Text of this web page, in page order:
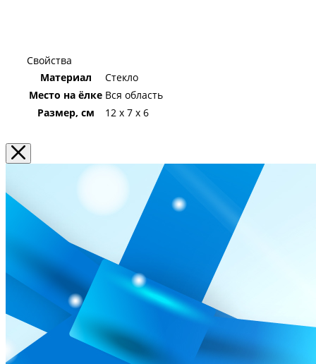
Свойства
Материал
Стекло
Место на ёлке Вся область
Размер, см
12 х 7 х 6